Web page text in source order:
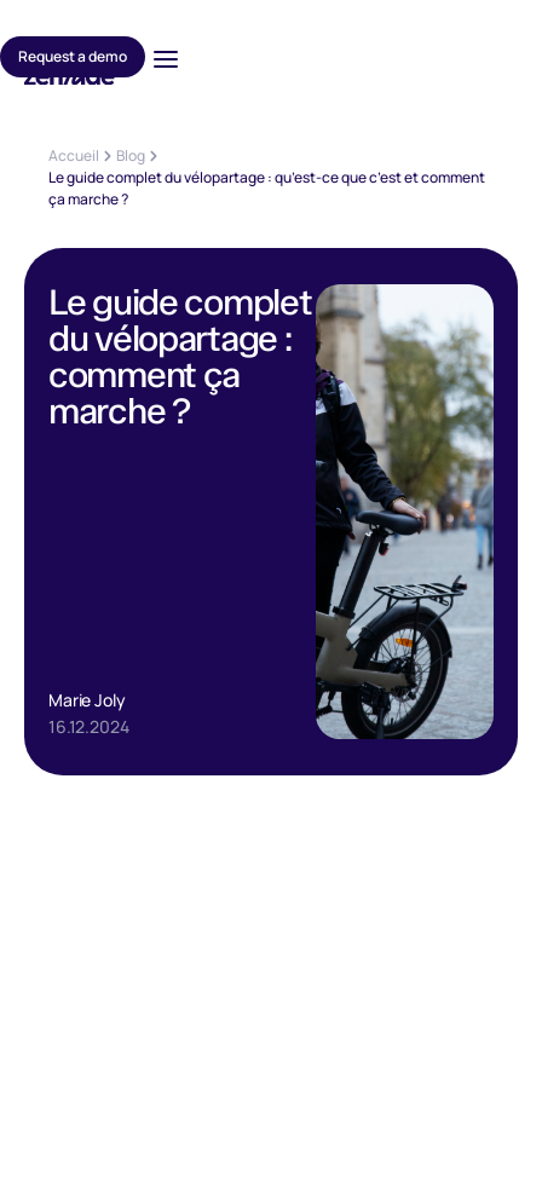
Request a demo
Accueil
Blog
Le guide complet du vélopartage : qu’est-ce que c’est et comment
ça marche ?
Le guide complet
du vélopartage :
comment ça
marche ?
Marie Joly
16.12.2024